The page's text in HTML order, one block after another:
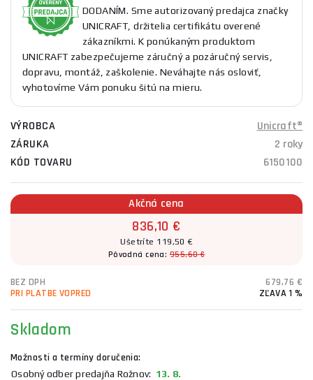
DODANÍM. Sme autorizovaný predajca značky
UNICRAFT, držitelia certifikátu overené
zákazníkmi. K ponúkaným produktom
UNICRAFT zabezpečujeme záručný a pozáručný servis,
dopravu, montáž, zaškolenie. Neváhajte nás osloviť,
vyhotovíme Vám ponuku šitú na mieru.
VÝROBCA
Unicraft®
ZÁRUKA
2 roky
KÓD TOVARU
6150100
Akčná cena
836,10 €
Ušetríte 119,50 €
Pôvodná cena:955,60 €
BEZ DPH
679,76 €
PRI PLATBE VOPRED
ZĽAVA 1 %
Skladom
Možnosti a termíny doručenia:
Osobný odber predajňa Rožnov: 13. 8.